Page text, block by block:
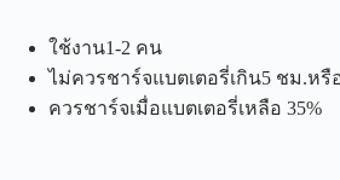
ใช้งาน1-2 คน
ไม่ควรชาร์จแบตเตอรี่เกิน5 ชม.ห
ควรชาร์จเมื่อแบตเตอรี่เหลือ 35%